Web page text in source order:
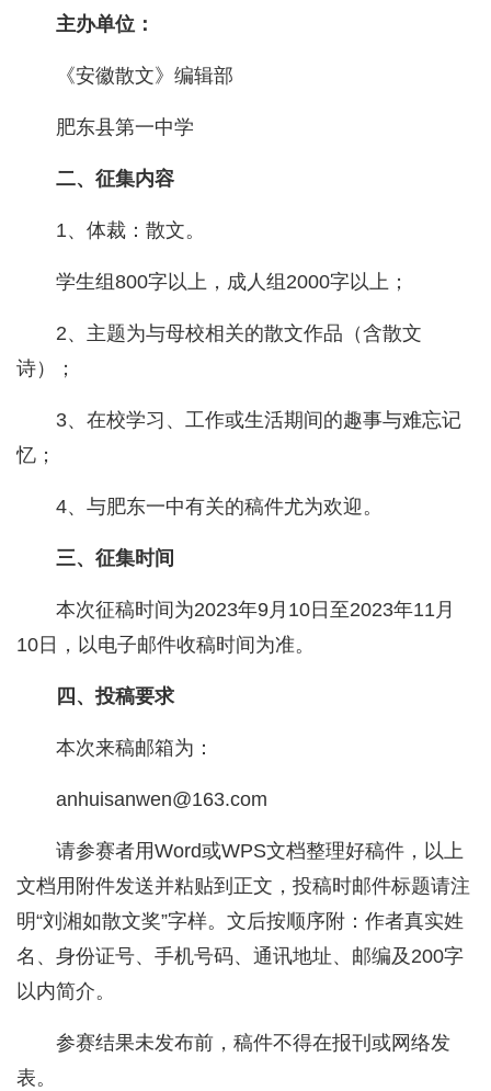
主办单位：
《安徽散文》编辑部
肥东县第一中学
二、征集内容
1、体裁：散文。
学生组800字以上，成人组2000字以上；
2、主题为与母校相关的散文作品（含散文
诗）；
3、在校学习、工作或生活期间的趣事与难忘记
忆；
4、与肥东一中有关的稿件尤为欢迎。
三、征集时间
本次征稿时间为2023年9月10日至2023年11月
10日，以电子邮件收稿时间为准。
四、投稿要求
本次来稿邮箱为：
anhuisanwen@163.com
请参赛者用Word或WPS文档整理好稿件，以上
文档用附件发送并粘贴到正文，投稿时邮件标题请注
明“刘湘如散文奖”字样。文后按顺序附：作者真实姓
名、身份证号、手机号码、通讯地址、邮编及200字
以内简介。
参赛结果未发布前，稿件不得在报刊或网络发
表。